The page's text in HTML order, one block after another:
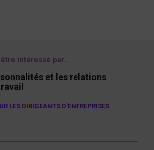
intéressé par...
LES DIRIGEANTS D'ENTREPRISES